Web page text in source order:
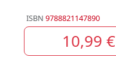
ISBN 9788821147890
10,99 €